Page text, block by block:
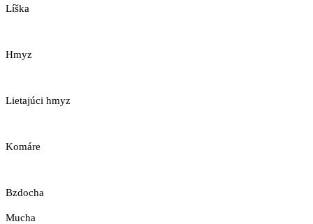
Líška
Hmyz
Lietajúci hmyz
Komáre
Bzdocha
Mucha